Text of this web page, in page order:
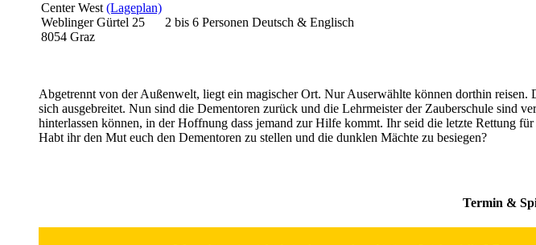
Center West(Lageplan)
Weblinger Gürtel 25
8054 Graz
2 bis 6 Personen Deutsch & Englisch
Abgetrennt von der Außenwelt, liegt ein magischer Ort. Nur Auserwählte können dorthin
sich ausgebreitet. Nun sind die Dementoren zurück und die Lehrmeister der Zauberschule sind
hinterlassen können, in der Hoffnung dass jemand zur Hilfe kommt. Ihr seid die letzte Rettung
Habt ihr den Mut euch den Dementoren zu stellen und die dunklen Mächte zu besiegen?
Termin &